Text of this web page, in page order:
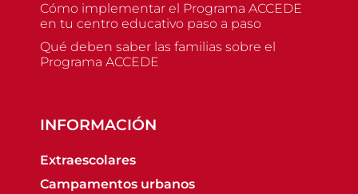
Cómo implementar el Programa ACCEDE
en tu centro educativo paso a paso
Qué deben saber las familias sobre el
Programa ACCEDE
INFORMACIÓN
Extraescolares
Campamentos urbanos